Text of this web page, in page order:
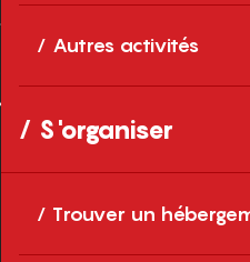
Autres activités
S'organiser
Trouver un
Europe